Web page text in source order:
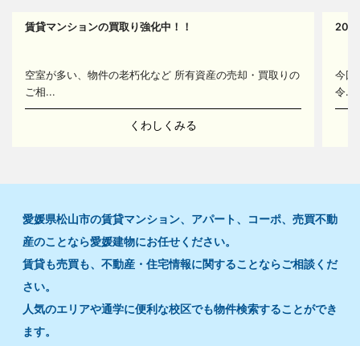
賃貸マンションの買取り強化中！！
空室が多い、物件の老朽化など 所有資産の売却・買取りの
ご相...
くわしくみる
今回
令...
愛媛県松山市の賃貸マンション、アパート、コーポ、売買不動
産のことなら愛媛建物にお任せください。
賃貸も売買も、不動産・住宅情報に関することならご相談くだ
さい。
人気のエリアや通学に便利な校区でも物件検索することができ
ます。